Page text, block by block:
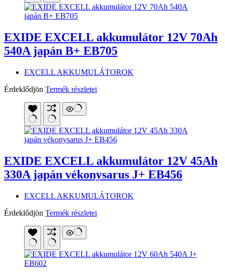
EXIDE EXCELL akkumulátor 12V 70Ah
540A japán B+ EB705
EXCELL AKKUMULÁTOROK
Érdeklődjön Termék részletei
EXIDE EXCELL akkumulátor 12V 45Ah
330A japán vékonysarus J+ EB456
EXCELL AKKUMULÁTOROK
Érdeklődjön Termék részletei